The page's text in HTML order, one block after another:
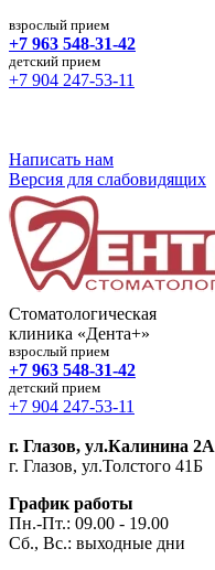
взрослый прием
+7 963 548-31-42
детский прием
+7 904 247-53-11
Написать нам
Версия для слабовидящих
Стоматологическая
клиника «Дента+»
взрослый прием
+7 963 548-31-42
детский прием
+7 904 247-53-11
г. Глазов, ул.Калинина 2А
г. Глазов, ул.Толстого 41Б
График работы
Пн.-Пт.: 09.00 - 19.00
Сб., Вс.: выходные дни